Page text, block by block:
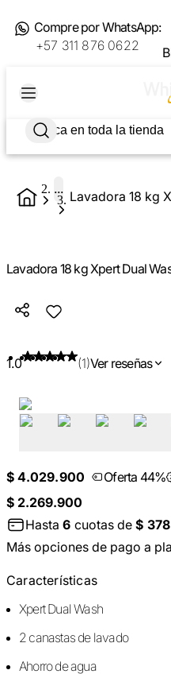
Compre por WhatsApp:
+57 311 876 0622
... Lavadora 18 kg
Lavadora 18 kg Xpert Dual
1.0 (1)Ver reseñas
$ 4.029.900
Oferta 44%
$ 2.269.900
Hasta6 cuotas de$
Más opciones de pago a
Características
Xpert Dual Wash
2 canastas de lavado
Ahorro de agua